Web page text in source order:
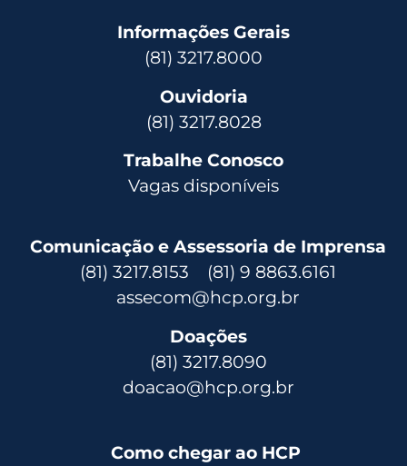
Informações Gerais
(81) 3217.8000
Ouvidoria
(81) 3217.8028
Trabalhe Conosco
Vagas disponíveis
Comunicação e Assessoria de Imprensa
(81) 3217.8153 (81) 9 8863.6161
assecom@hcp.org.br
Doações
(81) 3217.8090
doacao@hcp.org.br
Como chegar ao HCP